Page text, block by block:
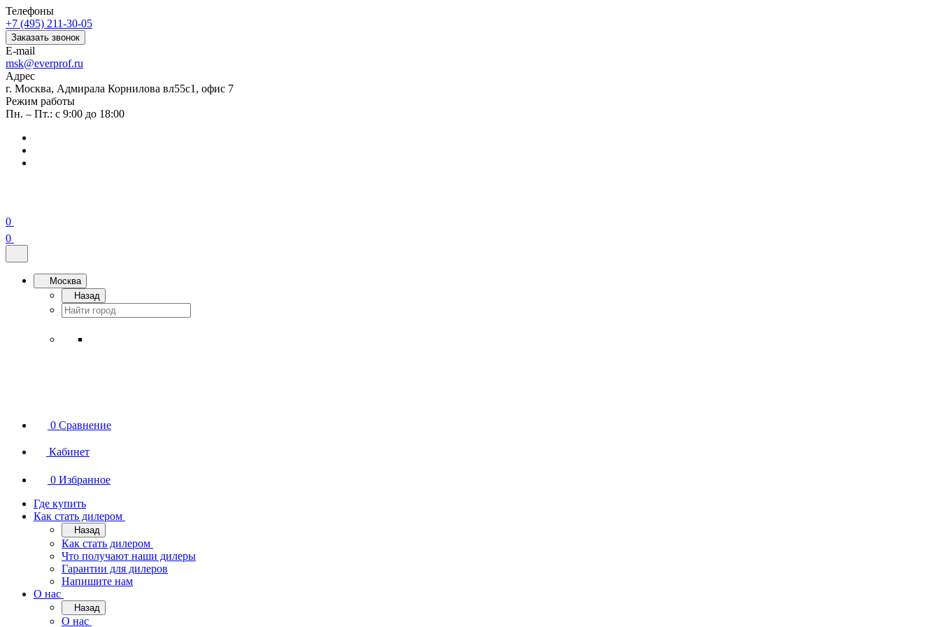
Телефоны
+7 (495) 211-30-05
Заказать звонок
E-mail
msk@everprof.ru
Адрес
г. Москва, Адмирала Корнилова вл55с1, офис 7
Режим работы
Пн. – Пт.: с 9:00 до 18:00
0
0
Москва
Назад
0 Сравнение
Кабинет
0 Избранное
Где купить
Как стать дилером
Назад
Как стать дилером
Что получают наши дилеры
Гарантии для дилеров
Напишите нам
О нас
Назад
О нас